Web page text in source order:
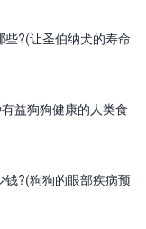
?(让圣伯纳犬的寿命
益狗狗健康的人类食
?(狗狗的眼部疾病预